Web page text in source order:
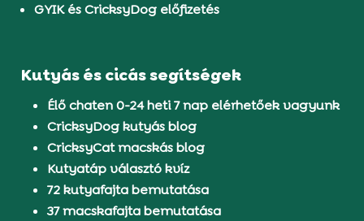
GYIK és CricksyDog előfizetés
Kutyás és cicás segítségek
Élő chaten 0-24 heti 7 nap elérhetőek vagyunk
CricksyDog kutyás blog
CricksyCat macskás blog
Kutyatáp választó kvíz
72 kutyafajta bemutatása
37 macskafajta bemutatása